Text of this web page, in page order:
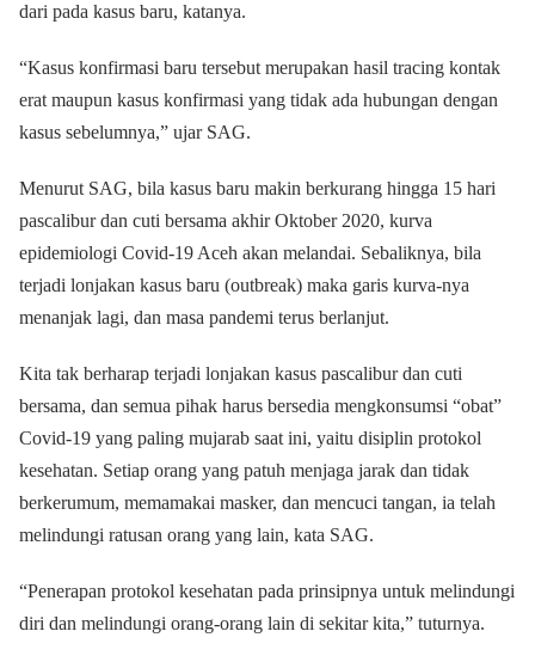
dari pada kasus baru, katanya.
“Kasus konfirmasi baru tersebut merupakan hasil tracing kontak
erat maupun kasus konfirmasi yang tidak ada hubungan dengan
kasus sebelumnya,” ujar SAG.
Menurut SAG, bila kasus baru makin berkurang hingga 15 hari
pascalibur dan cuti bersama akhir Oktober 2020, kurva
epidemiologi Covid-19 Aceh akan melandai. Sebaliknya, bila
terjadi lonjakan kasus baru (outbreak) maka garis kurva-nya
menanjak lagi, dan masa pandemi terus berlanjut.
Kita tak berharap terjadi lonjakan kasus pascalibur dan cuti
bersama, dan semua pihak harus bersedia mengkonsumsi “obat”
Covid-19 yang paling mujarab saat ini, yaitu disiplin protokol
kesehatan. Setiap orang yang patuh menjaga jarak dan tidak
berkerumum, memamakai masker, dan mencuci tangan, ia telah
melindungi ratusan orang yang lain, kata SAG.
“Penerapan protokol kesehatan pada prinsipnya untuk melindungi
diri dan melindungi orang-orang lain di sekitar kita,” tuturnya.